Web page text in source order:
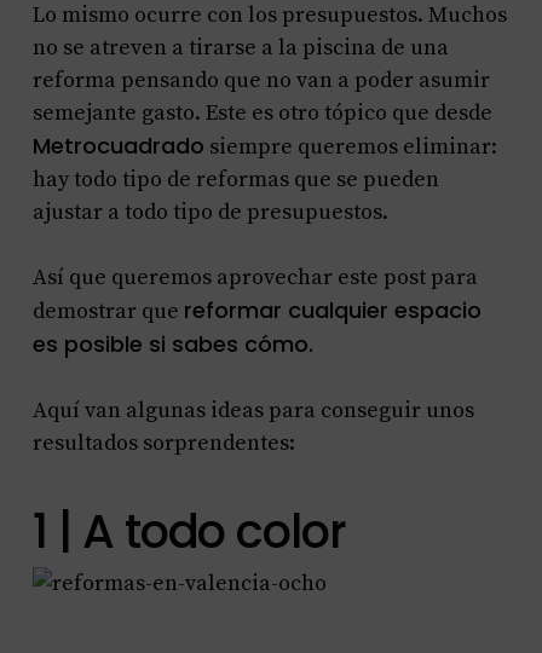
Lo mismo ocurre con los presupuestos. Muchos
no se atreven a tirarse a la piscina de una
reforma pensando que no van a poder asumir
semejante gasto. Este es otro tópico que desde
Metrocuadrado siempre queremos eliminar:
hay todo tipo de reformas que se pueden
ajustar a todo tipo de presupuestos.
Así que queremos aprovechar este post para
demostrar que reformar cualquier espacio
es posible si sabes cómo.
Aquí van algunas ideas para conseguir unos
resultados sorprendentes:
1 | A todo color